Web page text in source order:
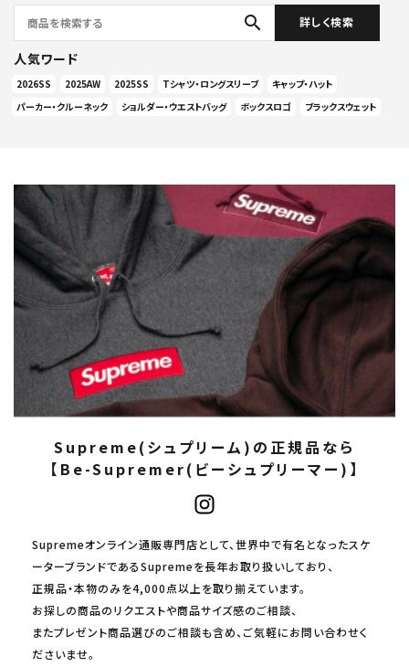
search 詳しく検索
人気ワード
2026SS 2025AW 2025SS Tシャツ・ロングスリーブ
キャップ・ハット
パーカー・クルーネック
ショルダー・ウエストバッグ ボックスロゴ ブラックスウェット
Supreme(シュプリーム)の正規品なら
【Be-Supremer(ビーシュプリーマー)】
Supremeオンライン通販専門店として、世界中で有名となったスケ
ーターブランドであるSupremeを長年お取り扱いしており、
正規品・本物のみを4,000点以上を取り揃えています。
お探しの商品のリクエストや商品サイズ感のご相談、
またプレゼント商品選びのご相談も含め、ご気軽にお問い合わせく
ださいませ。